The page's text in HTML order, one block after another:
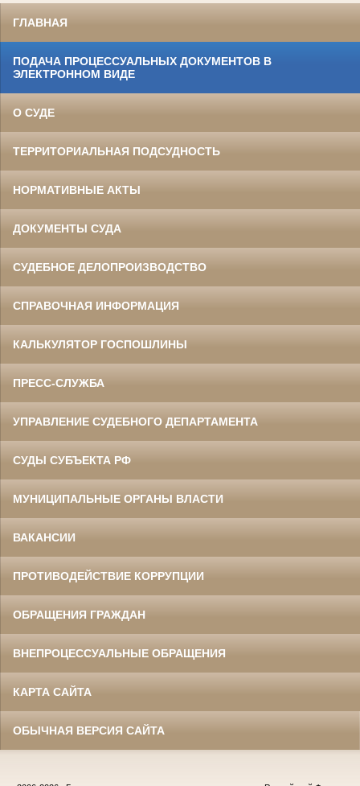
ГЛАВНАЯ
ПОДАЧА ПРОЦЕССУАЛЬНЫХ ДОКУМЕНТОВ В
ЭЛЕКТРОННОМ ВИДЕ
О СУДЕ
ТЕРРИТОРИАЛЬНАЯ ПОДСУДНОСТЬ
НОРМАТИВНЫЕ АКТЫ
ДОКУМЕНТЫ СУДА
СУДЕБНОЕ ДЕЛОПРОИЗВОДСТВО
СПРАВОЧНАЯ ИНФОРМАЦИЯ
КАЛЬКУЛЯТОР ГОСПОШЛИНЫ
ПРЕСС-СЛУЖБА
УПРАВЛЕНИЕ СУДЕБНОГО ДЕПАРТАМЕНТА
СУДЫ СУБЪЕКТА РФ
МУНИЦИПАЛЬНЫЕ ОРГАНЫ ВЛАСТИ
ВАКАНСИИ
ПРОТИВОДЕЙСТВИЕ КОРРУПЦИИ
ОБРАЩЕНИЯ ГРАЖДАН
ВНЕПРОЦЕССУАЛЬНЫЕ ОБРАЩЕНИЯ
КАРТА САЙТА
ОБЫЧНАЯ ВЕРСИЯ САЙТА